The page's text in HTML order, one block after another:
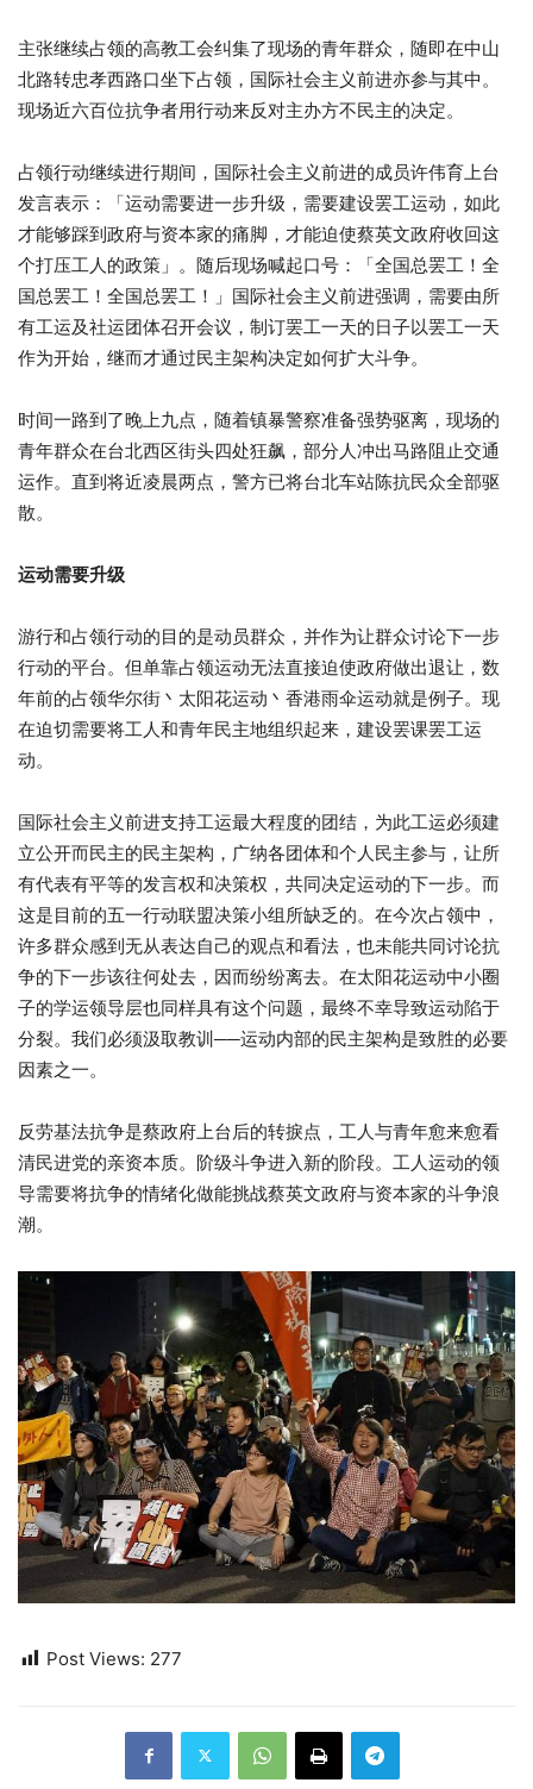
主张继续占领的高教工会纠集了现场的青年群众， 随即在中山
北路转忠孝西路口坐下占领， 国际社会主义前进亦参与其中。
现场近六百位抗争者用行动来反对主办方不民主的决定。
占领行动继续进行期间， 国际社会主义前进的成员许伟育上台
发言表示：「运动需要进一步升级，需要建设罢工运动， 如此
才能够踩到政府与资本家的痛脚， 才能迫使蔡英文政府收回这
个打压工人的政策」。 随后现场喊起口号：「全国总罢工！全
国总罢工！全国总罢工！」国际社会主义前进强调，需要由所
有工运及社运团体召开会议， 制订罢工一天的日子以罢工一天
作为开始， 继而才通过民主架构决定如何扩大斗争。
时间一路到了晚上九点，随着镇暴警察准备强势驱离， 现场的
青年群众在台北西区街头四处狂飙， 部分人冲出马路阻止交通
运作。直到将近凌晨两点， 警方已将台北车站陈抗民众全部驱
散。
运动需要升级
游行和占领行动的目的是动员群众， 并作为让群众讨论下一步
行动的平台。但单靠占领运动无法直接迫使政府做出退让，数
年前的占领华尔街丶太阳花运动丶香港雨伞运动就是例子。现
在迫切需要将工人和青年民主地组织起来， 建设罢课罢工运
动。
国际社会主义前进支持工运最大程度的团结， 为此工运必须建
立公开而民主的民主架构， 广纳各团体和个人民主参与，让所
有代表有平等的发言权和决策权， 共同决定运动的下一步。而
这是目前的五一行动联盟决策小组所缺乏的。在今次占领中，
许多群众感到无从表达自己的观点和看法，也未能共同讨论抗
争的下一步该往何处去，因而纷纷离去。在太阳花运动中小圈
子的学运领导层也同样具有这个问题，最终不幸导致运动陷于
分裂。 我们必须汲取教训──运动内部的民主架构是致胜的必要
因素之一。
反劳基法抗争是蔡政府上台后的转捩点， 工人与青年愈来愈看
清民进党的亲资本质。阶级斗争进入新的阶段。 工人运动的领
导需要将抗争的情绪化做能挑战蔡英文政府与资本家的斗争浪
潮。
Post Views: 277